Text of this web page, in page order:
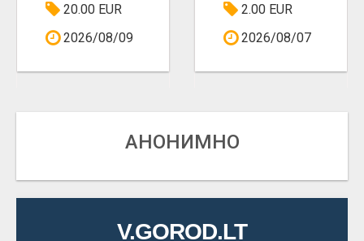
20.00 EUR
2026/08/09
2.00 EUR
2026/08/07
АНОНИМНО
V.GOROD.LT